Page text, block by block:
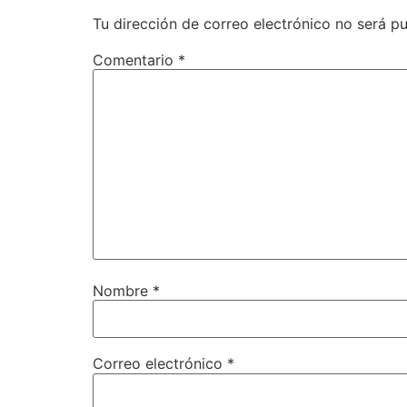
Tu dirección de correo electrónico no será
Comentario *
Nombre *
Correo electrónico *